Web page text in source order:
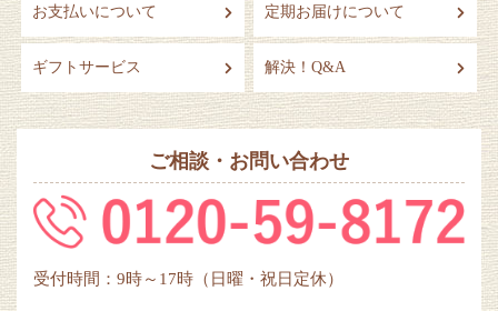
お支払いについて 定期お届けについて
ギフトサービス 解決！Q&A
ご相談・お問い合わせ
受付時間：9時～17時（日曜・祝日定休）